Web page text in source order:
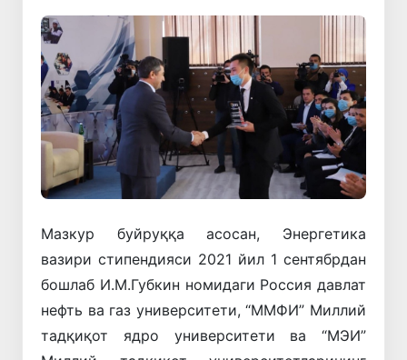
Мазкур буйруққа асосан, Энергетика
вазири стипендияси 2021 йил 1 сентябрдан
бошлаб И.М.Губкин номидаги Россия давлат
нефть ва газ университети, “ММФИ” Миллий
тадқиқот ядро университети ва “МЭИ”